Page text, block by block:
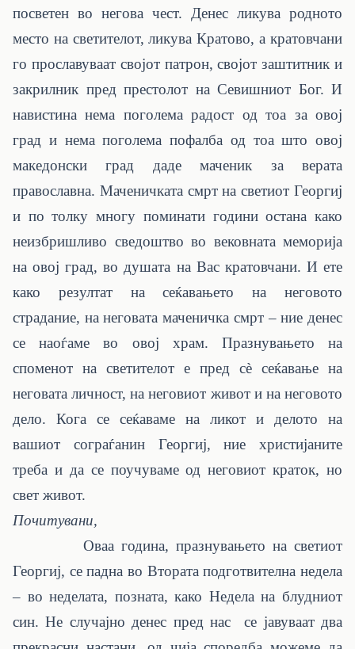
посветен во негова чест. Денес ликува родното
место на светителот, ликува Кратово, а кратовчани
го прославуваат својот патрон, својот заштитник и
закрилник пред престолот на Севишниот Бог. И
навистина нема поголема радост од тоа за овој
град и нема поголема пофалба од тоа што овој
македонски град даде маченик за верата
православна. Маченичката смрт на светиот Георгиј
и по толку многу поминати години остана како
неизбришливо сведоштво во вековната меморија
на овој град, во душата на Вас кратовчани. И ете
како резултат на сеќавањето на неговото
страдание, на неговата маченичка смрт – ние денес
се наоѓаме во овој храм. Празнувањето на
споменот на светителот е пред сè сеќавање на
неговата личност, на неговиот живот и на неговото
дело. Кога се сеќаваме на ликот и делото на
вашиот сограѓанин Георгиј, ние христијаните
треба и да се поучуваме од неговиот краток, но
свет живот.
Почитувани,
Оваа година, празнувањето на светиот
Георгиј, се падна во Втората подготвителна недела
– во неделата, позната, како Недела на блудниот
син. Не случајно денес пред нас се јавуваат два